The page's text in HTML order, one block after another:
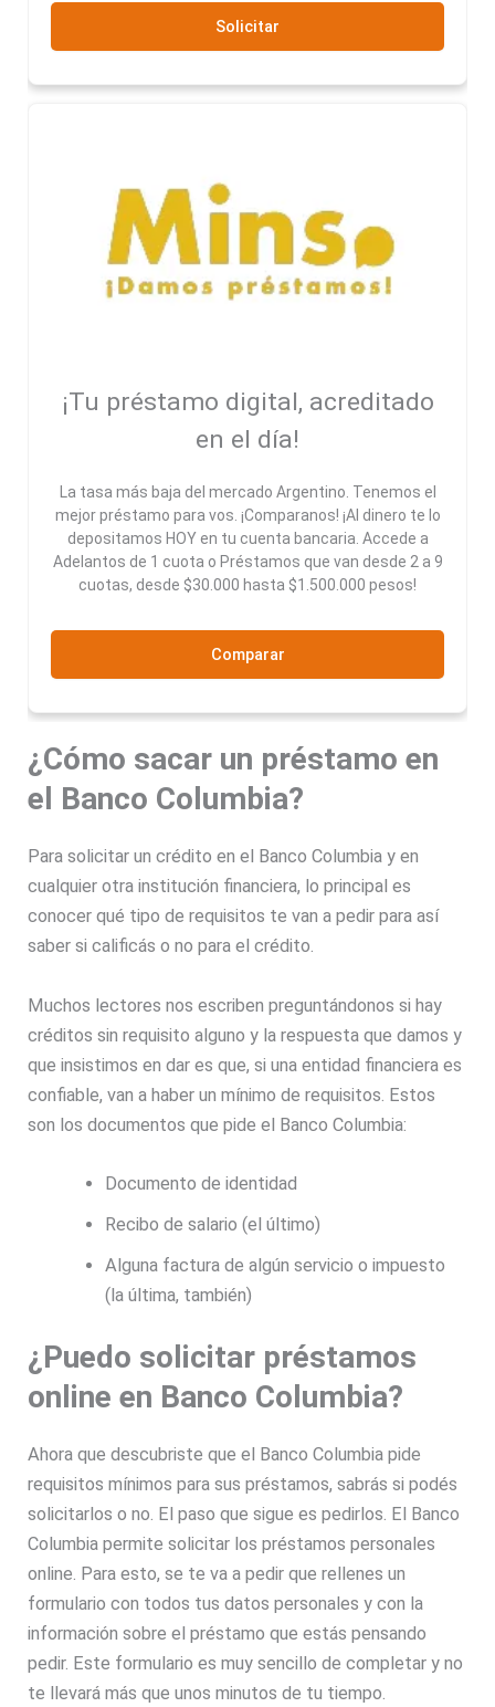
Solicitar
¡Tu préstamo digital, acreditado
en el día!
La tasa más baja del mercado Argentino. Tenemos el
mejor préstamo para vos. ¡Comparanos! ¡Al dinero te lo
depositamos HOY en tu cuenta bancaria. Accede a
Adelantos de 1 cuota o Préstamos que van desde 2 a 9
cuotas, desde $30.000 hasta $1.500.000 pesos!
Comparar
¿Cómo sacar un préstamo en
el Banco Columbia?
Para solicitar un crédito en el Banco Columbia y en
cualquier otra institución financiera, lo principal es
conocer qué tipo de requisitos te van a pedir para así
saber si calificás o no para el crédito.
Muchos lectores nos escriben preguntándonos si hay
créditos sin requisito alguno y la respuesta que damos y
que insistimos en dar es que, si una entidad financiera es
confiable, van a haber un mínimo de requisitos. Estos
son los documentos que pide el Banco Columbia:
Documento de identidad
Recibo de salario (el último)
Alguna factura de algún servicio o impuesto
(la última, también)
¿Puedo solicitar préstamos
online en Banco Columbia?
Ahora que descubriste que el Banco Columbia pide
requisitos mínimos para sus préstamos, sabrás si podés
solicitarlos o no. El paso que sigue es pedirlos. El Banco
Columbia permite solicitar los préstamos personales
online. Para esto, se te va a pedir que rellenes un
formulario con todos tus datos personales y con la
información sobre el préstamo que estás pensando
pedir. Este formulario es muy sencillo de completar y no
te llevará más que unos minutos de tu tiempo.